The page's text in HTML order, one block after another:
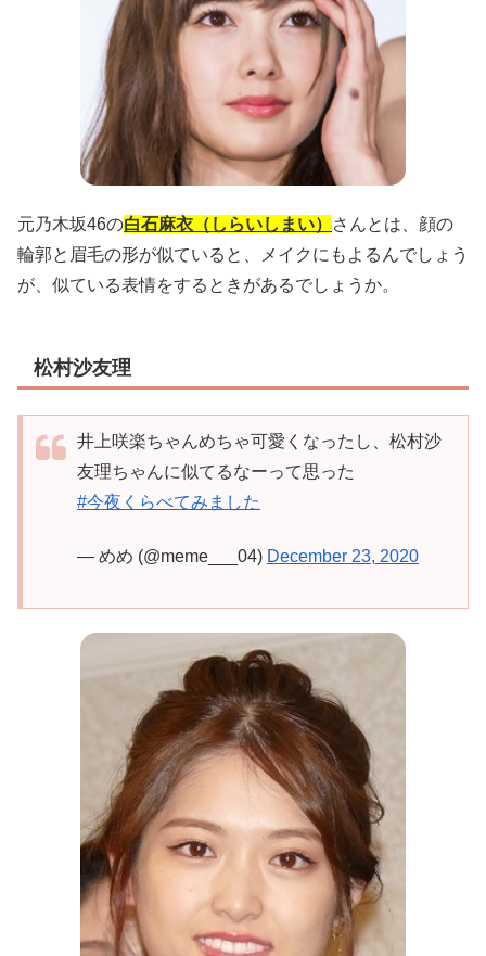
元乃木坂46の白石麻衣（しらいしまい）
さんとは、顔の
輪郭と眉毛の形が似ていると、メイクにもよるんでしょう
が、似ている表情をするときがあるでしょうか。
松村沙友理
井上咲楽ちゃんめちゃ可愛くなったし、松村沙
友理ちゃんに似てるなーって思った
#今夜くらべてみました
— めめ (@meme___04) December 23, 2020